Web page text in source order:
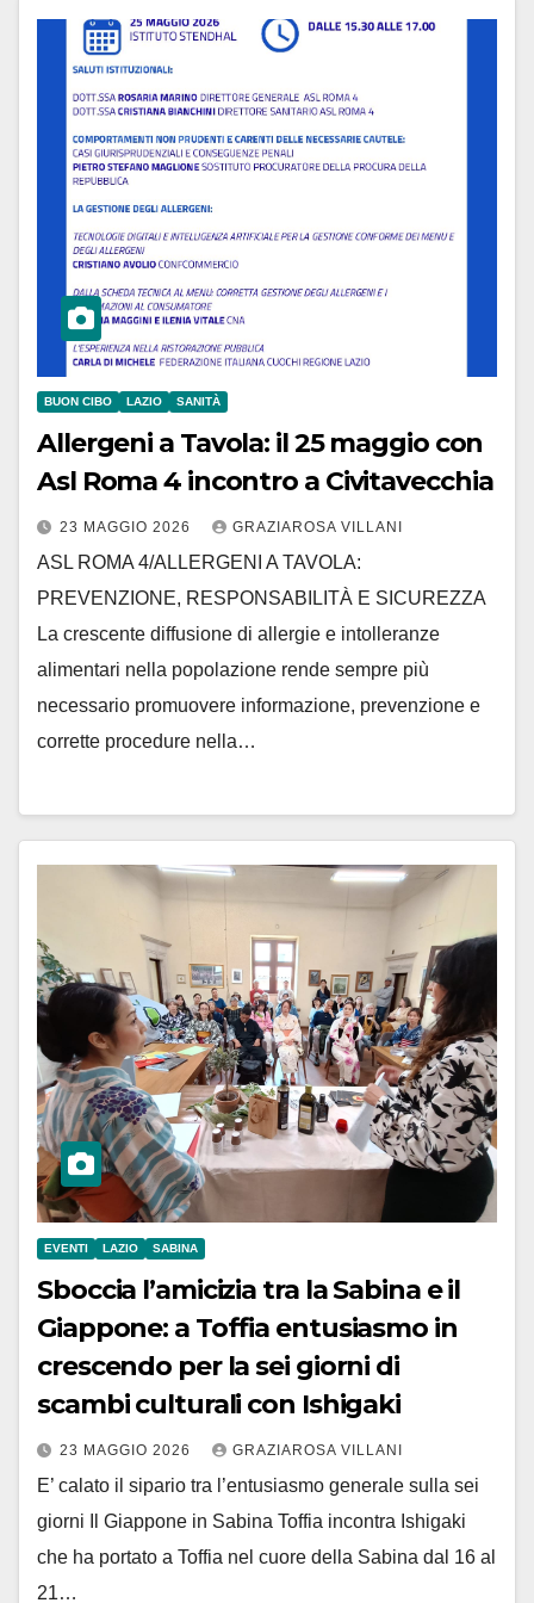
BUON CIBO LAZIO SANITÀ
Allergeni a Tavola: il 25 maggio con
Asl Roma 4 incontro a Civitavecchia
23 MAGGIO 2026 GRAZIAROSA VILLANI
ASL ROMA 4/ALLERGENI A TAVOLA:
PREVENZIONE, RESPONSABILITÀ E SICUREZZA
La crescente diffusione di allergie e intolleranze
alimentari nella popolazione rende sempre più
necessario promuovere informazione, prevenzione e
corrette procedure nella…
EVENTI LAZIO SABINA
Sboccia l’amicizia tra la Sabina e il
Giappone: a Toffia entusiasmo in
crescendo per la sei giorni di
scambi culturali con Ishigaki
23 MAGGIO 2026 GRAZIAROSA VILLANI
E’ calato il sipario tra l’entusiasmo generale sulla sei
giorni Il Giappone in Sabina Toffia incontra Ishigaki
che ha portato a Toffia nel cuore della Sabina dal 16 al
21…